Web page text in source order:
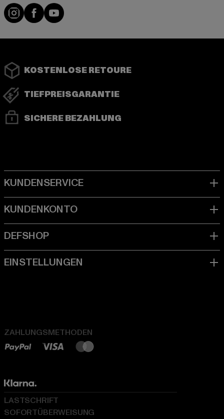
Instagram
FacebookYouTube
KOSTENLOSE RETOURE
TIEFPREISGARANTIE
SICHERE BEZAHLUNG
ZAHLUNGSMETHODEN
LASTSCHRIFT
SOFORTÜBERWEISUNG